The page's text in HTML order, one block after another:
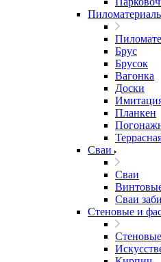
Брус
Брусок
Вагонка
Доски
Планкен
Сваи
Сваи
Сваи
Стеновые и